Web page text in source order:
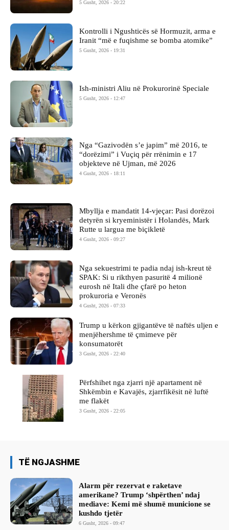
5 Gusht, 2026 - 20:22
Kontrolli i Ngushticës së Hormuzit, arma e
Iranit “më e fuqishme se bomba atomike”
5 Gusht, 2026 - 19:31
Ish-ministri ​Aliu në Prokurorinë Speciale
5 Gusht, 2026 - 12:47
Nga “Gazivodën s’e japim” më 2016, te
“dorëzimi” i Vuçiq për rrënimin e 17
objekteve në Ujman, më 2026
4 Gusht, 2026 - 18:11
Mbyllja e mandatit 14-vjeçar: Pasi dorëzoi
detyrën si kryeministër i Holandës, Mark
Rutte u largua me biçikletë
4 Gusht, 2026 - 09:27
Nga sekuestrimi te padia ndaj ish-kreut të
SPAK: Si u rikthyen pasuritë 4 milionë
eurosh në Itali dhe çfarë po heton
prokuroria e Veronës
4 Gusht, 2026 - 07:33
Trump u kërkon gjigantëve të naftës uljen e
menjëhershme të çmimeve për
konsumatorët
3 Gusht, 2026 - 22:40
Përfshihet nga zjarri një apartament në
Shkëmbin e Kavajës, zjarrfikësit në luftë
me flakët
3 Gusht, 2026 - 22:05
TË NGJASHME
Alarm për rezervat e raketave
amerikane? Trump ‘shpërthen’ ndaj
mediave: Kemi më shumë municione se
kushdo tjetër
6 Gusht, 2026 - 09:47